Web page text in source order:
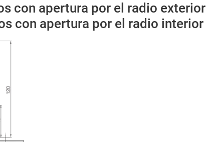
con apertura por el radio exterior
con apertura por el radio interior